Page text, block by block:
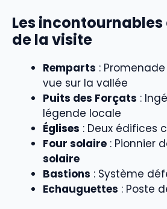
Les
de la visite
Remparts :
vue sur la vallée
Puits des Forçats :
légende locale
Églises : Deux édifices
Four solaire : Pionnier
solaire
Bastions : Système
Echauguettes : Poste